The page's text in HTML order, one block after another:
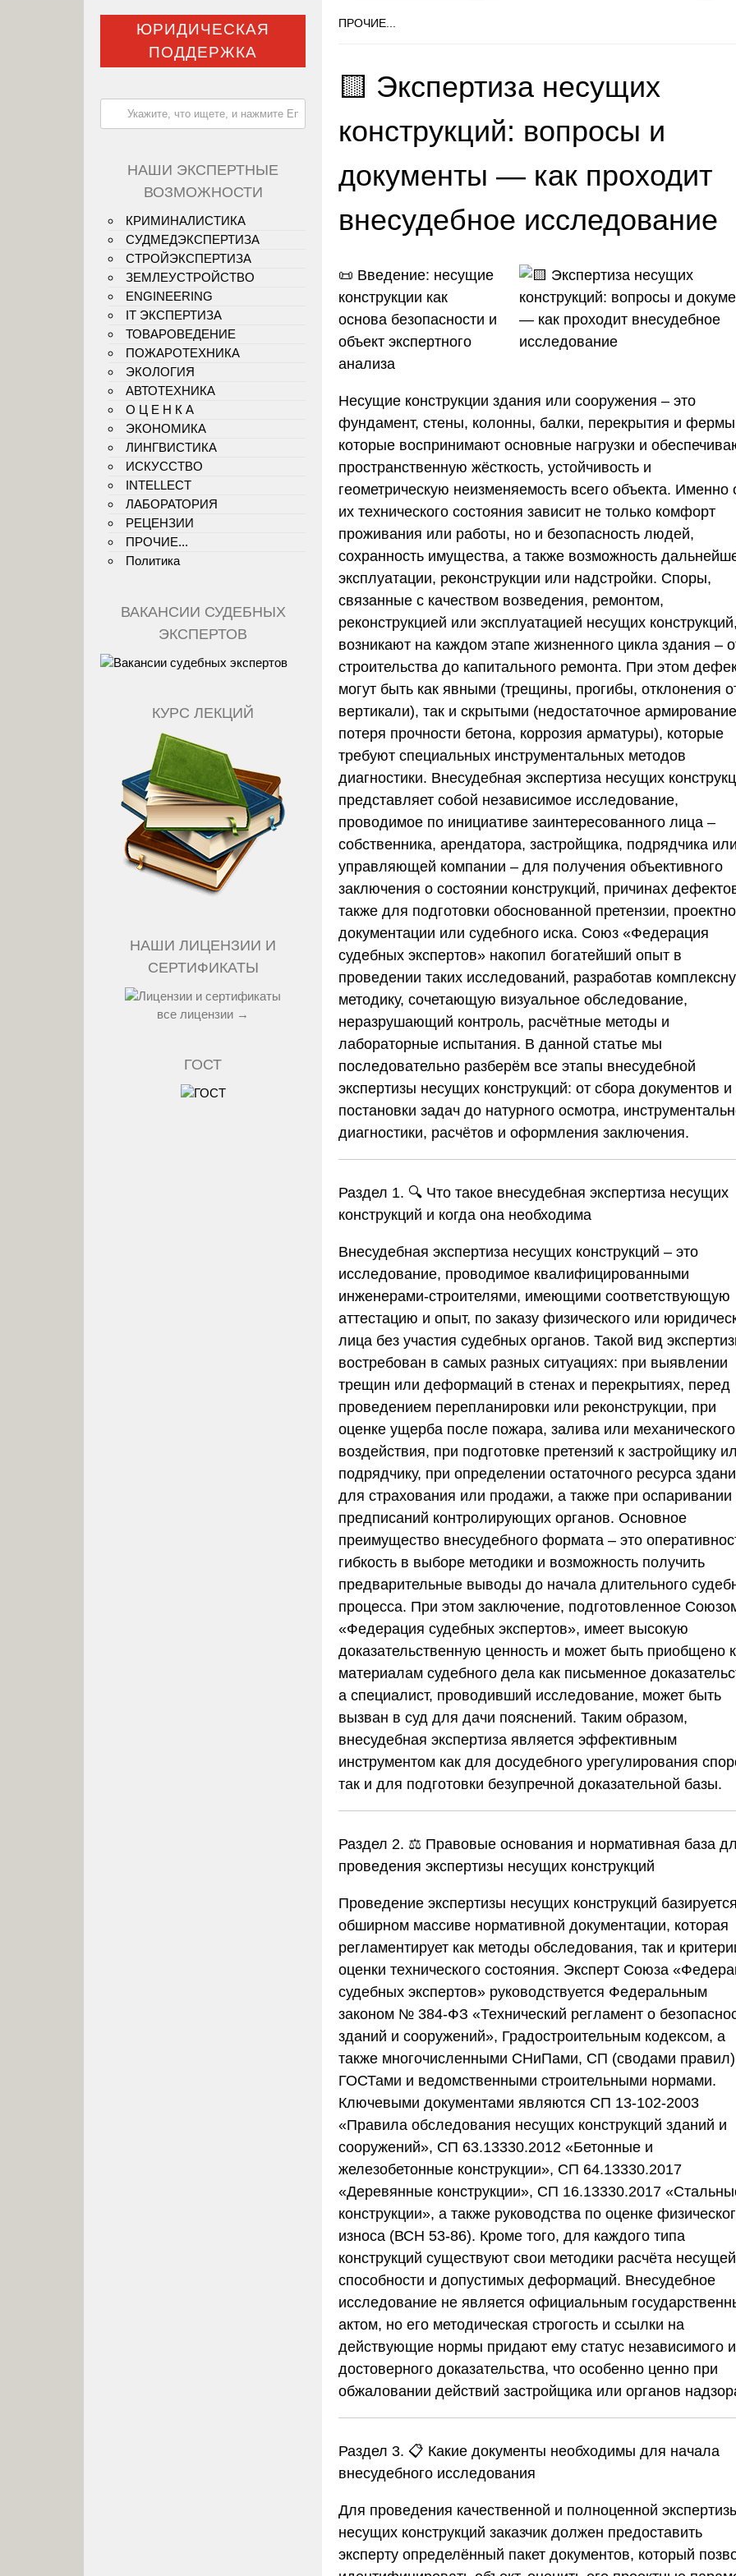
ПРОЧИЕ...
🟨 Экспертиза несущих
конструкций: вопросы и
документы — как проходит
внесудебное исследование
📜 Введение: несущие
конструкции как
основа безопасности и
объект экспертного
анализа
Несущие конструкции здания или сооружения – это
фундамент, стены, колонны, балки, перекрытия и
которые воспринимают основные нагрузки и
пространственную жёсткость, устойчивость и
геометрическую неизменяемость всего объекта. Именно
их технического состояния зависит не только комфорт
проживания или работы, но и безопасность людей,
сохранность имущества, а также возможность
эксплуатации, реконструкции или надстройки. Споры,
связанные с качеством возведения, ремонтом,
реконструкцией или эксплуатацией несущих конструкций,
возникают на каждом этапе жизненного цикла здания –
строительства до капитального ремонта. При этом
могут быть как явными (трещины, прогибы, отклонения
вертикали), так и скрытыми (недостаточное
потеря прочности бетона, коррозия арматуры), которые
требуют специальных инструментальных методов
диагностики. Внесудебная экспертиза несущих
представляет собой независимое исследование,
проводимое по инициативе заинтересованного лица –
собственника, арендатора, застройщика, подрядчика или
управляющей компании – для получения объективного
заключения о состоянии конструкций, причинах
также для подготовки обоснованной претензии,
документации или судебного иска. Союз «Федерация
судебных экспертов» накопил богатейший опыт в
проведении таких исследований, разработав
методику, сочетающую визуальное обследование,
неразрушающий контроль, расчётные методы и
лабораторные испытания. В данной статье мы
последовательно разберём все этапы внесудебной
экспертизы несущих конструкций: от сбора документов и
постановки задач до натурного осмотра,
диагностики, расчётов и оформления заключения.
Раздел 1. 🔍 Что такое внесудебная экспертиза несущих
конструкций и когда она необходима
Внесудебная экспертиза несущих конструкций – это
исследование, проводимое квалифицированными
инженерами-строителями, имеющими соответствующую
аттестацию и опыт, по заказу физического или
лица без участия судебных органов. Такой вид
востребован в самых разных ситуациях: при выявлении
трещин или деформаций в стенах и перекрытиях, перед
проведением перепланировки или реконструкции, при
оценке ущерба после пожара, залива или механического
воздействия, при подготовке претензий к застройщику
подрядчику, при определении остаточного ресурса
для страхования или продажи, а также при оспаривании
предписаний контролирующих органов. Основное
преимущество внесудебного формата – это
гибкость в выборе методики и возможность получить
предварительные выводы до начала длительного
процесса. При этом заключение, подготовленное
«Федерация судебных экспертов», имеет высокую
доказательственную ценность и может быть приобщено к
материалам судебного дела как письменное
а специалист, проводивший исследование, может быть
вызван в суд для дачи пояснений. Таким образом,
внесудебная экспертиза является эффективным
инструментом как для досудебного урегулирования
так и для подготовки безупречной доказательной базы.
Раздел 2. ⚖️ Правовые основания и нормативная база
проведения экспертизы несущих конструкций
Проведение экспертизы несущих конструкций
обширном массиве нормативной документации, которая
регламентирует как методы обследования, так и
оценки технического состояния. Эксперт Союза
судебных экспертов» руководствуется Федеральным
законом № 384-ФЗ «Технический регламент о
зданий и сооружений», Градостроительным кодексом, а
также многочисленными СНиПами, СП (сводами
ГОСТами и ведомственными строительными нормами.
Ключевыми документами являются СП 13-102-2003
«Правила обследования несущих конструкций зданий и
сооружений», СП 63.13330.2012 «Бетонные и
железобетонные конструкции», СП 64.13330.2017
«Деревянные конструкции», СП 16.13330.2017
конструкции», а также руководства по оценке
износа (ВСН 53-86). Кроме того, для каждого типа
конструкций существуют свои методики расчёта несущей
способности и допустимых деформаций. Внесудебное
исследование не является официальным
актом, но его методическая строгость и ссылки на
действующие нормы придают ему статус независимого и
достоверного доказательства, что особенно ценно при
обжаловании действий застройщика или органов
Раздел 3. 📋 Какие документы необходимы для начала
внесудебного исследования
Для проведения качественной и полноценной
несущих конструкций заказчик должен предоставить
эксперту определённый пакет документов, который
ЮРИДИЧЕСКАЯ
ПОДДЕРЖКА
НАШИ ЭКСПЕРТНЫЕ
ВОЗМОЖНОСТИ
КРИМИНАЛИСТИКА
СУДМЕДЭКСПЕРТИЗА
СТРОЙЭКСПЕРТИЗА
ЗЕМЛЕУСТРОЙСТВО
ENGINEERING
IT ЭКСПЕРТИЗА
ТОВАРОВЕДЕНИЕ
ПОЖАРОТЕХНИКА
ЭКОЛОГИЯ
АВТОТЕХНИКА
О Ц Е Н К А
ЭКОНОМИКА
ЛИНГВИСТИКА
ИСКУССТВО
INTELLECT
ЛАБОРАТОРИЯ
РЕЦЕНЗИИ
ПРОЧИЕ...
Политика
ВАКАНСИИ СУДЕБНЫХ
ЭКСПЕРТОВ
КУРС ЛЕКЦИЙ
НАШИ ЛИЦЕНЗИИ И
СЕРТИФИКАТЫ
все лицензии →
ГОСТ